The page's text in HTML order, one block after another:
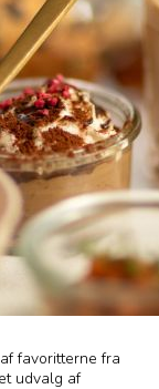
favoritterne fra
udvalg af